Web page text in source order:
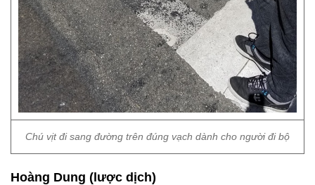
Chú vịt đi sang đường trên đúng vạch dành cho người đi bộ
Hoàng Dung (lược dịch)